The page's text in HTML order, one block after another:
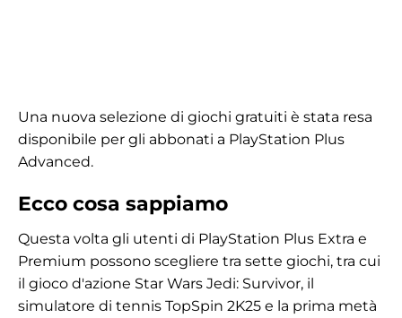
Una nuova selezione di giochi gratuiti è stata resa
disponibile per gli abbonati a PlayStation Plus
Advanced.
Ecco cosa sappiamo
Questa volta gli utenti di PlayStation Plus Extra e
Premium possono scegliere tra sette giochi, tra cui
il gioco d'azione Star Wars Jedi: Survivor, il
simulatore di tennis TopSpin 2K25 e la prima metà